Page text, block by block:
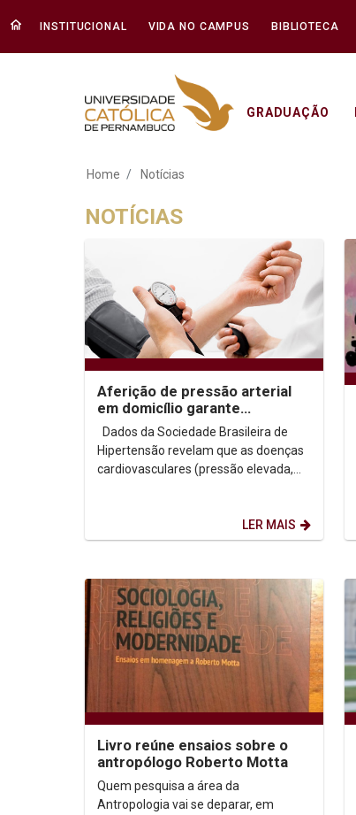
INSTITUCIONAL VIDA NO CAMPUS BIBLIOTECA
GRADUAÇÃO
Notícias - Unicap
Home Notícias
NOTÍCIAS
Aferição de pressão arterial
em domicílio garante
diagnóstico mais preciso
Hipertensão revelam que as doenças
cardiovasculares (pressão elevada,
LER MAIS
Livro reúne ensaios sobre o
antropólogo Roberto Motta
Quem pesquisa a área da
Antropologia vai se deparar, em